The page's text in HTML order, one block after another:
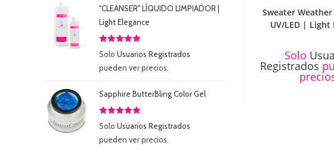
Sweater
UV/LED | Light
Solo
Registrados
"CLEANSER" LÍQUIDO LIMPIADOR |
Light Elegance
Valorado
5.00
5
Solo Usuarios Registrados
pueden ver precios.
Sapphire ButterBling Color Gel
Valorado
5.00
5
Solo Usuarios Registrados
pueden ver precios.